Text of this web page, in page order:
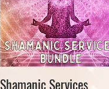
Schnellansicht
Shamanic Services